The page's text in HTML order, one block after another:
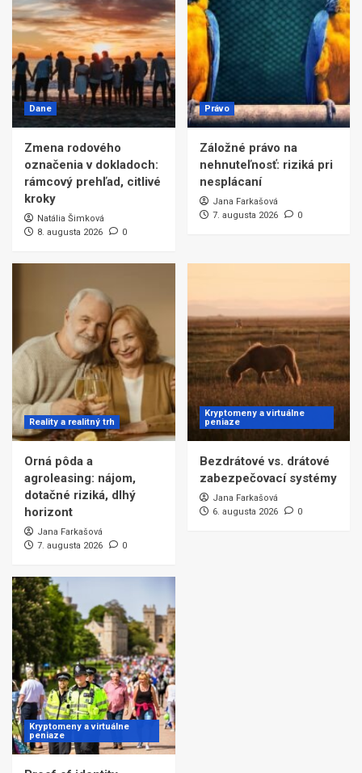
Dane
Zmena rodového
označenia v dokladoch:
rámcový prehľad, citlivé
kroky
Natália Šimková
8. augusta 2026
0
Právo
Záložné právo na
nehnuteľnosť: riziká pri
nesplácaní
Jana Farkašová
7. augusta 2026
0
Reality a realitný trh
Orná pôda a
agroleasing: nájom,
dotačné riziká, dlhý
horizont
Jana Farkašová
7. augusta 2026
0
Kryptomeny a virtuálne
peniaze
Bezdrátové vs. drátové
zabezpečovací systémy
Jana Farkašová
6. augusta 2026
0
Kryptomeny a virtuálne
peniaze